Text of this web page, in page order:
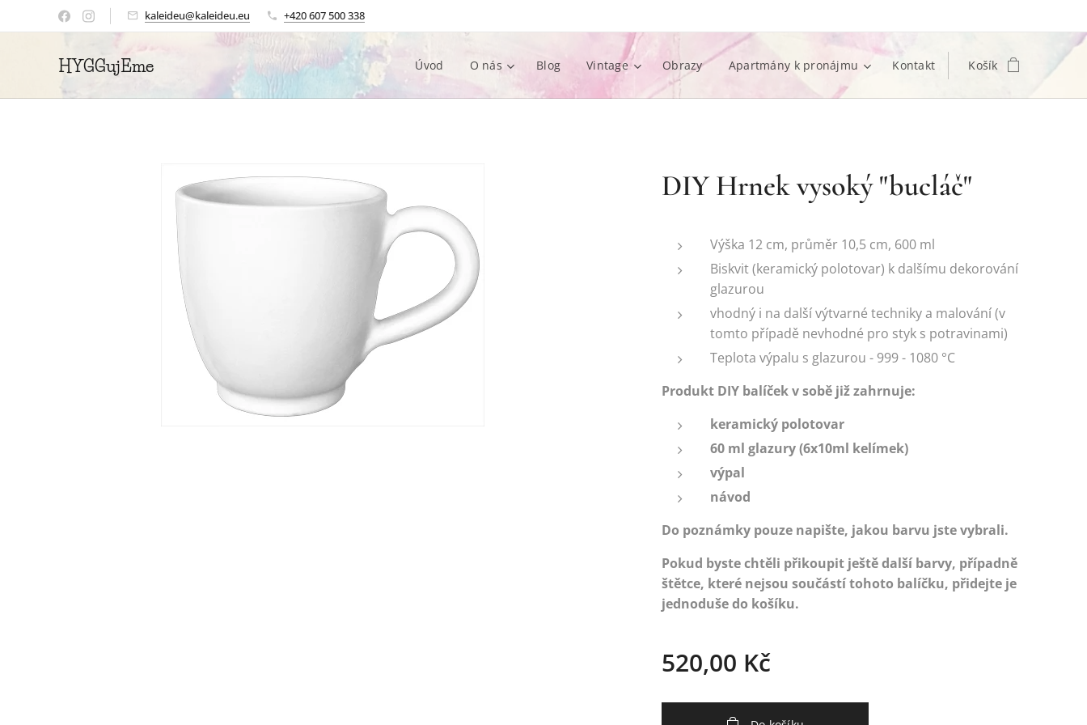
kaleideu@kaleideu.eu +420 607 500 338
HYGGujEme Úvod O nás Blog Vintage Obrazy Apartmány k pronájmu Kontakt Košík
DIY Hrnek vysoký "bucláč"
Výška 12 cm, průměr 10,5 cm, 600 ml
Biskvit (keramický polotovar) k dalšímu dekorování
glazurou
vhodný i na další výtvarné techniky a malování (v
tomto případě nevhodné pro styk s potravinami)
Teplota výpalu s glazurou - 999 - 1080 °C
Produkt DIY balíček v sobě již zahrnuje:
keramický polotovar
60 ml glazury (6x10ml kelímek)
výpal
návod
Do poznámky pouze napište, jakou barvu jste vybrali.
Pokud byste chtěli přikoupit ještě další barvy, případně
štětce, které nejsou součástí tohoto balíčku, přidejte je
jednoduše do košíku.
520,00 Kč